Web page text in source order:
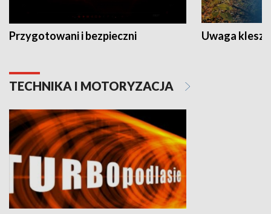
Przygotowani i bezpieczni Uwaga
TECHNIKA I MOTORYZACJA